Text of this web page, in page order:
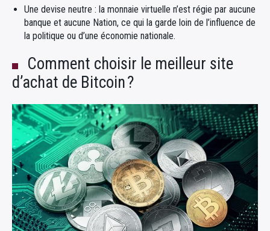
Une devise neutre : la monnaie virtuelle n’est régie par aucune
banque et aucune Nation, ce qui la garde loin de l’influence de
la politique ou d’une économie nationale.
Comment choisir le meilleur site
d’achat de Bitcoin ?